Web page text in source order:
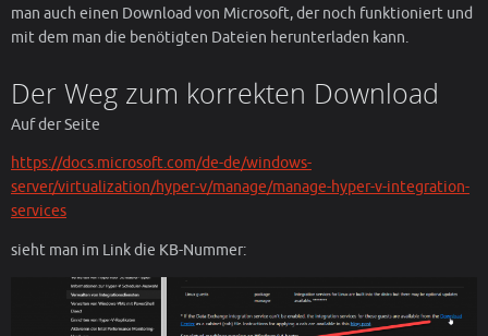
man auch einen Download von Microsoft, der noch funktioniert und
mit dem man die benötigten Dateien herunterladen kann.
Der Weg zum korrekten Download
Auf der Seite
https://docs.microsoft.com/de-de/windows-
server/virtualization/hyper-v/manage/manage-hyper-v-integration-
services
sieht man im Link die KB-Nummer: